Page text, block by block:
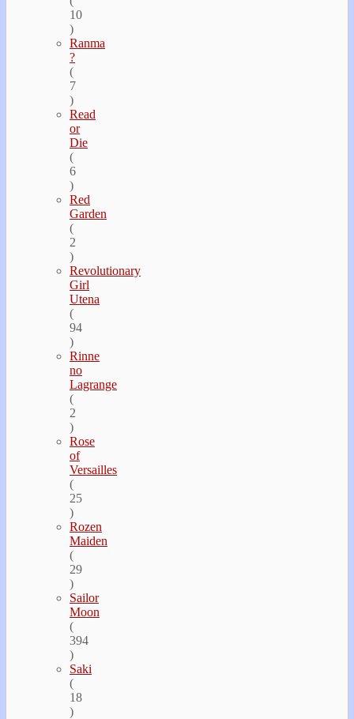
10
)
Ranma
?
(
7
)
Read
or
Die
(
6
)
Red
Garden
(
2
)
Revolutionary
Girl
Utena
(
94
)
Rinne
no
Lagrange
(
2
)
Rose
of
Versailles
(
25
)
Rozen
Maiden
(
29
)
Sailor
Moon
(
394
)
Saki
(
18
)